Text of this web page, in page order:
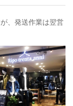
、発送作業は翌営